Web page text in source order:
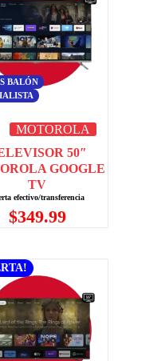
BALÓN
MOTOROLA
50″
GOOGLE
TV
$349.99